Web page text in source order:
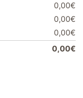
0,00€
0,00€
0,00€
0,00€